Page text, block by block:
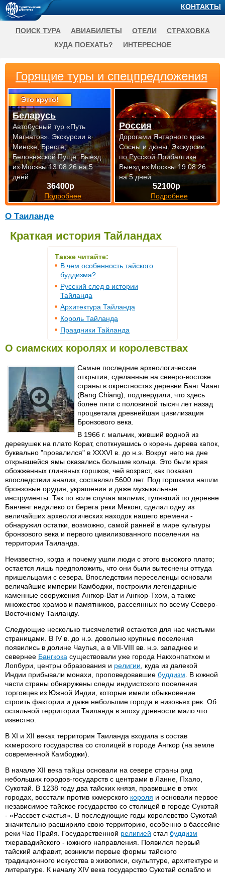
О Таиланде
Краткая история Тайландах
Также читайте:
В чем особенность тайского
буддизма?
Русский след в истории
Тайланда
Архитектура Тайланда
Король Тайланда
Праздники Тайланда
О сиамских королях и королевствах
Самые последние археологические
открытия, сделанные на северо-востоке
страны в окрестностях деревни Банг Чианг
(Bang Chiang), подтвердили, что здесь
более пяти с половиной тысяч лет назад
процветала древнейшая цивилизация
Бронзового века.
В 1966 г. мальчик, живший водной из
деревушек на плато Корат, споткнувшись о корень дерева капок,
буквально "провалился" в XXXVI в. до н.э. Вокруг него на дне
открывшейся ямы оказались большие кольца. Это были края
обожженных глиняных горшков, чей возраст, как показал
впоследствии анализ, составлял 5600 лет. Под горшками нашли
бронзовые орудия, украшения и даже музыкальные
инструменты. Так по воле случая мальчик, гулявший по деревне
Банченг недалеко от берега реки Меконг, сделал одну из
величайших археологических находок нашего времени -
обнаружил остатки, возможно, самой ранней в мире культуры
бронзового века и первого цивилизованного поселения на
территории Таиланда.
Неизвестно, когда и почему ушли люди с этого высокого плато;
остается лишь предположить, что они были вытеснены оттуда
пришельцами с севера. Впоследствии переселенцы основали
величайшие империи Камбоджи, построили легендарные
каменные сооружения Ангкор-Ват и Ангкор-Тхом, а также
множество храмов и памятников, рассеянных по всему Северо-
Восточному Таиланду.
Следующие несколько тысячелетий остаются для нас чистыми
страницами. В IV в. до н.э. довольно крупные поселения
появились в долине Чаупья, а в VII-VIII вв. н.э. западнее и
севернее Бангкока существовали уже города Накхонпатхом и
Лопбури, центры образования и религии , куда из далекой
Индии прибывали монахи, проповедовавшие буддизм . В южной
части страны обнаружены следы индуистского поселения
торговцев из Южной Индии, которые имели обыкновение
строить фактории и даже небольшие города в низовьях рек. Об
остальной территории Таиланда в эпоху древности мало что
известно.
В XI и XII веках территория Таиланда входила в состав
кхмерского государства со столицей в городе Ангкор (на земле
современной Камбоджи).
В начале XII века тайцы основали на севере страны ряд
небольших городов-государств с центрами в Ланне, Пхаяо,
Сукотай. В 1238 году два тайских князя, правившие в этих
городах, восстали против кхмерского короля и основали первое
независимое тайское государство со столицей в городе Сукотай
- «Рассвет счастья». В последующие годы королевство Сукотай
значительно расширило свою территорию, особенно в бассейне
реки Чао Прайя. Государственной религией стал буддизм
тхеравадийского - южного направления. Появился первый
тайский алфавит, возникли первые формы тайского
традиционного искусства в живописи, скульптуре, архитектуре и
литературе. К началу XIV века государство Сукотай ослабло и
Горящие туры и спецпредложения
Это круто!
36400р
Подробнее
Беларусь
Автобусный тур «Путь
Магнатов». Экскурсии в
Минске, Бресте,
Беловежской Пуще.Выезд
из Москвы 13.08.26 на 5
дней
52100р
Подробнее
Россия
Дорогами Янтарного края.
Сосны и дюны. Экскурсии
по Русской Прибалтике.
Выезд из Москвы 19.08.26
на 5 дней
КОНТАКТЫ
ПОИСК ТУРА АВИАБИЛЕТЫ ОТЕЛИ
СТРАХОВКА
КУДА ПОЕХАТЬ?
ИНТЕРЕСНОЕ